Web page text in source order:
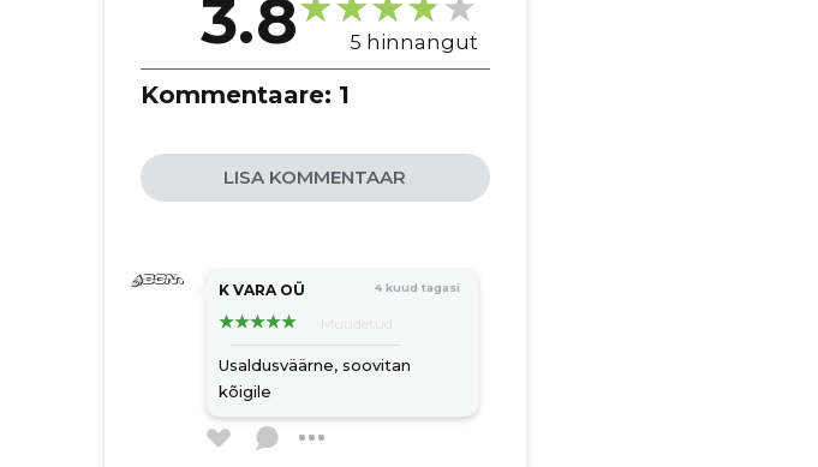
3.8 5 hinnangut
Kommentaare: 1
LISA KOMMENTAAR
K VARA OÜ 4 kuud tagasi
Usaldusväärne, soovitan
kõigile